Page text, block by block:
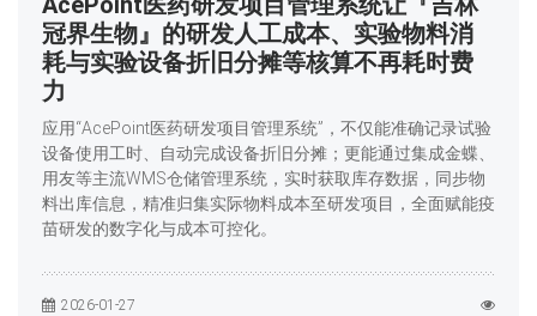
冠界生物』的研发人工成本、实验物料消
耗与实验设备折旧分摊等核算不再耗时费
力
应用“AcePoint医药研发项目管理系统”，不仅能准确记录试验
设备使用工时、自动完成设备折旧分摊；更能通过集成金蝶、
用友等主流WMS仓储管理系统，实时获取库存数据，同步物
料出库信息，精准归集实际物料成本至研发项目，全面赋能疫
苗研发的数字化与成本可控化。
2026-01-27